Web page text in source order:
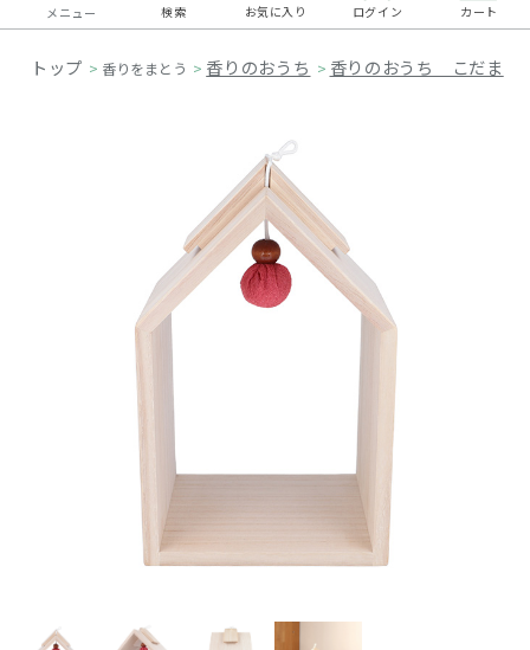
メニュー 検索 お気に入り ログイン カート
> 香りをまとう > 香りのおうち > 香りのおうち こだま